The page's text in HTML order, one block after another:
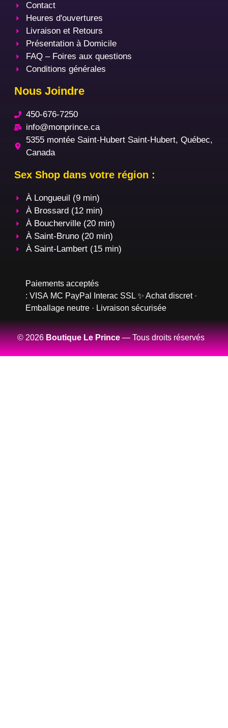
Contact
Heures d'ouvertures
Livraison et Retours
Présentation à Domicile
FAQ – Foires aux questions
Conditions générales
Nous Joindre
450-676-7250
info@monprince.ca
5355 montée Saint-Hubert Saint-Hubert, Québec,
Canada
Sex Shop dans votre région :
À Longueuil (9 min)
À Brossard (12 min)
À Boucherville (20 min)
À Saint-Bruno (20 min)
À Saint-Lambert (15 min)
Paiements acceptés
: VISA MC PayPal Interac SSL ✨ Achat discret ·
Emballage neutre · Livraison sécurisée
© 2026Boutique Le Prince— Tous droits réservés